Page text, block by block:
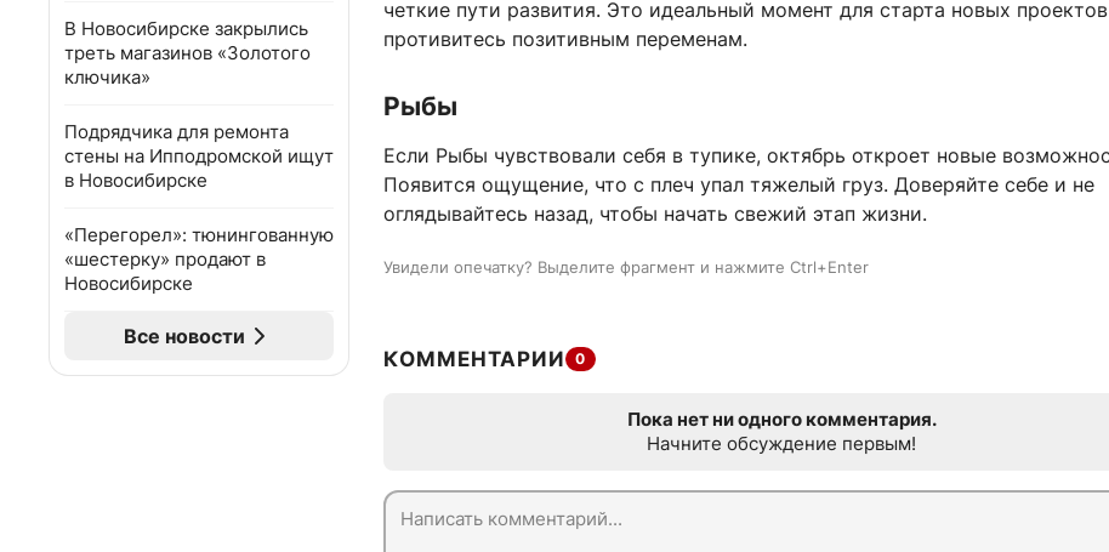
В Новосибирске закрылись
треть магазинов «Золотого
ключика»
Подрядчика для ремонта
стены на Ипподромской ищут
в Новосибирске
«Перегорел»: тюнингованную
«шестерку» продают в
Новосибирске
Все новости
четкие пути развития. Это идеальный момент для старта новых
противитесь позитивным переменам.
Рыбы
Если Рыбы чувствовали себя в тупике, октябрь откроет новые
Появится ощущение, что с плеч упал тяжелый груз. Доверяйте себе и не
оглядывайтесь назад, чтобы начать свежий этап жизни.
Увидели опечатку? Выделите фрагмент и нажмите Ctrl+Enter
КОММЕНТАРИИ 0
Пока нет ни одного комментария.
Начните обсуждение первым!